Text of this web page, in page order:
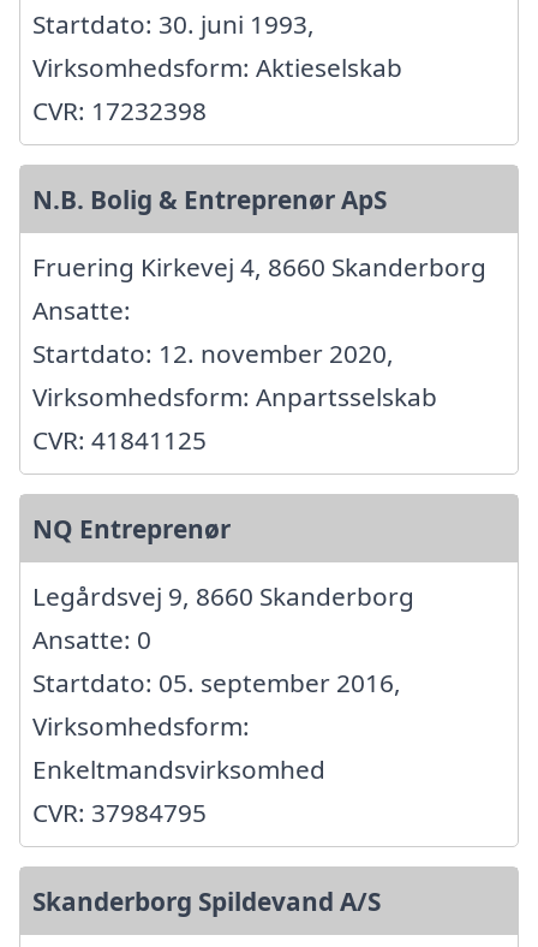
Startdato: 30. juni 1993,
Virksomhedsform: Aktieselskab
CVR: 17232398
N.B. Bolig & Entreprenør ApS
Fruering Kirkevej 4, 8660 Skanderborg
Ansatte:
Startdato: 12. november 2020,
Virksomhedsform: Anpartsselskab
CVR: 41841125
NQ Entreprenør
Legårdsvej 9, 8660 Skanderborg
Ansatte: 0
Startdato: 05. september 2016,
Virksomhedsform:
Enkeltmandsvirksomhed
CVR: 37984795
Skanderborg Spildevand A/S